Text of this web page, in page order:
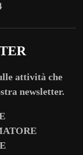
attività che
newsletter.